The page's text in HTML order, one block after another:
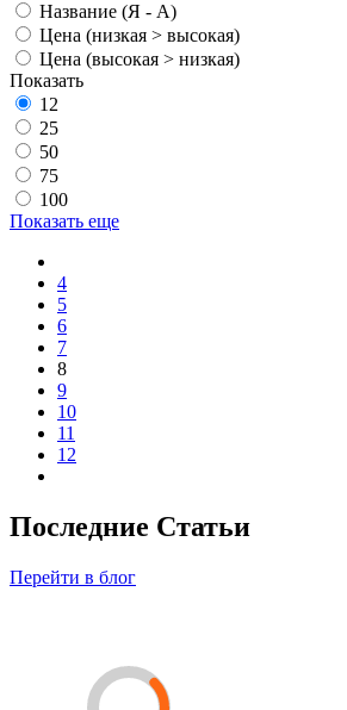
Название (Я - А)
Цена (низкая > высокая)
Цена (высокая > низкая)
Показать
12
25
50
75
100
Показать еще
4
5
6
7
8
9
10
11
12
Последние Статьи
Перейти в блог